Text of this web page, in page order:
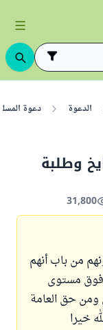
الدعوة دعوة
وطلبة
31,800
من باب أنهم
فوق مستوى
حق العامة
خيرا